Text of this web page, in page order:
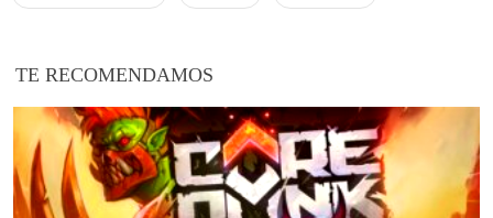
TE RECOMENDAMOS